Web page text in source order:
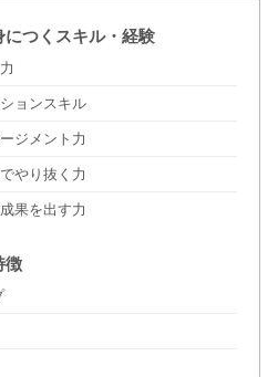
つくスキル・経験
ョンスキル
ジメント力
やり抜く力
果を出す力
徴